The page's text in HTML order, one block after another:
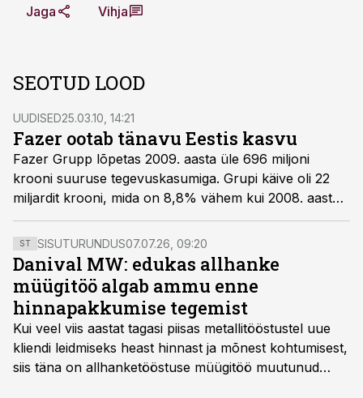
Jaga Vihja
SEOTUD LOOD
UUDISED25.03.10, 14:21
Fazer ootab tänavu Eestis kasvu
Fazer Grupp lõpetas 2009. aasta üle 696 miljoni
krooni suuruse tegevuskasumiga. Grupi käive oli 22
miljardit krooni, mida on 8,8% vähem kui 2008. aastal,
teatas ettevõte.
ST SISUTURUNDUS07.07.26, 09:20
Danival MW: edukas allhanke
müügitöö algab ammu enne
hinnapakkumise tegemist
Kui veel viis aastat tagasi piisas metallitööstustel uue
kliendi leidmiseks heast hinnast ja mõnest kohtumisest,
siis täna on allhanketööstuse müügitöö muutunud